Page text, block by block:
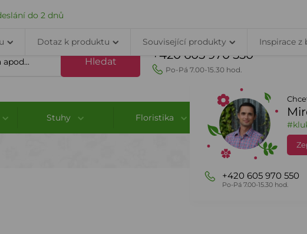
DOPRAVA A PLATBA
Hledat +420 605 970 550
Po-Pá 7.00-15.30 hod.
Stuhy Floristika Dle sezony
do 2 dnů
Dotaz k produktu Související produkty Inspirace z
+420 605 970 550
Po-Pá 7.00-15.30 hod.